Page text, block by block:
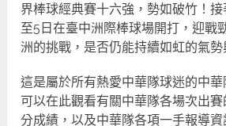
界棒球經典賽十六強，勢如破竹！接
至5日在臺中洲際棒球場開打，迎戰
洲的挑戰，是否仍能持續如虹的氣勢
這是屬於所有熱愛中華隊球迷的中
可以在此觀看有關中華隊各場次出
分成績，以及中華隊各項一手報導資